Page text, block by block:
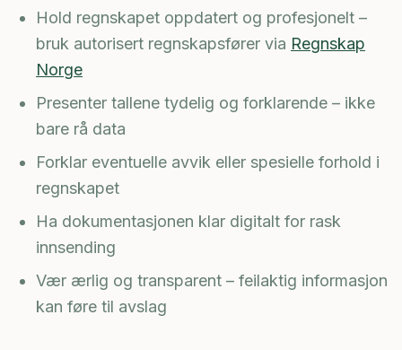
Hold regnskapet oppdatert og profesjonelt –
bruk autorisert regnskapsfører via Regnskap
Norge
Presenter tallene tydelig og forklarende – ikke
bare rå data
Forklar eventuelle avvik eller spesielle forhold i
regnskapet
Ha dokumentasjonen klar digitalt for rask
innsending
Vær ærlig og transparent – feilaktig informasjon
kan føre til avslag